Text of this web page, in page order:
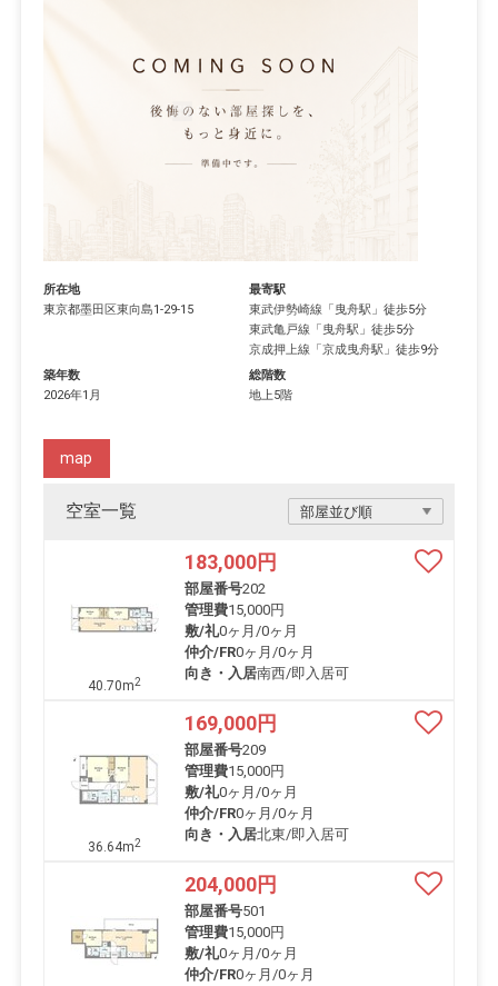
所在地
東京都墨田区東向島1-29-15
最寄駅
東武伊勢崎線 「曳舟駅 」徒歩5分
東武亀戸線 「曳舟駅 」徒歩5分
京成押上線 「京成曳舟駅 」徒歩9分
築年数
2026年1月
総階数
地上5階
空室一覧
map
40.70m2
183,000円
部屋番号202
管理費15,000円
敷/礼0ヶ月 /0ヶ月
仲介/FR0ヶ月 /0ヶ月
向き・入居南西/即入居可
36.64m2
169,000円
部屋番号209
管理費15,000円
敷/礼0ヶ月 /0ヶ月
仲介/FR0ヶ月 /0ヶ月
向き・入居北東/即入居可
204,000円
部屋番号501
管理費15,000円
敷/礼0ヶ月 /0ヶ月
仲介/FR0ヶ月 /0ヶ月